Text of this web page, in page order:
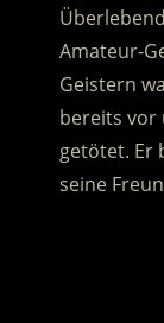
Amateur-
Geistern
bereits vor
getötet. Er
seine